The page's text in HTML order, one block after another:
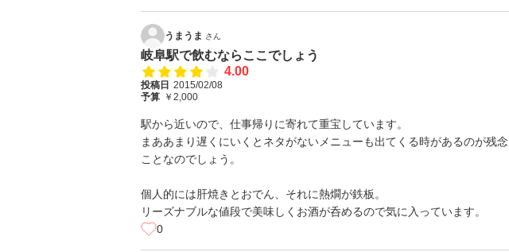
うまうま さん
岐阜駅で飲むならここでしょう
4.00
投稿日 2015/02/08
予算 ￥2,000
駅から近いので、仕事帰りに寄れて重宝しています。
まああまり遅くにいくとネタがないメニューも出てくる時があるのが残
ことなのでしょう。
個人的には肝焼きとおでん、それに熱燗が鉄板。
リーズナブルな値段で美味しくお酒が呑めるので気に入っています。
0